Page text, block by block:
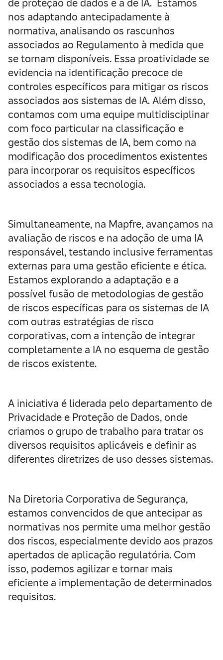
de proteção de dados e a de IA. Estamos
nos adaptando antecipadamente à
normativa, analisando os rascunhos
associados ao Regulamento à medida que
se tornam disponíveis. Essa proatividade se
evidencia na identificação precoce de
controles específicos para mitigar os riscos
associados aos sistemas de IA. Além disso,
contamos com uma equipe multidisciplinar
com foco particular na classificação e
gestão dos sistemas de IA, bem como na
modificação dos procedimentos existentes
para incorporar os requisitos específicos
associados a essa tecnologia.
Simultaneamente, na Mapfre, avançamos na
avaliação de riscos e na adoção de uma IA
responsável, testando inclusive ferramentas
externas para uma gestão eficiente e ética.
Estamos explorando a adaptação e a
possível fusão de metodologias de gestão
de riscos específicas para os sistemas de IA
com outras estratégias de risco
corporativas, com a intenção de integrar
completamente a IA no esquema de gestão
de riscos existente.
A iniciativa é liderada pelo departamento de
Privacidade e Proteção de Dados, onde
criamos o grupo de trabalho para tratar os
diversos requisitos aplicáveis e definir as
diferentes diretrizes de uso desses sistemas.
Na Diretoria Corporativa de Segurança,
estamos convencidos de que antecipar as
normativas nos permite uma melhor gestão
dos riscos, especialmente devido aos prazos
apertados de aplicação regulatória. Com
isso, podemos agilizar e tornar mais
eficiente a implementação de determinados
requisitos.